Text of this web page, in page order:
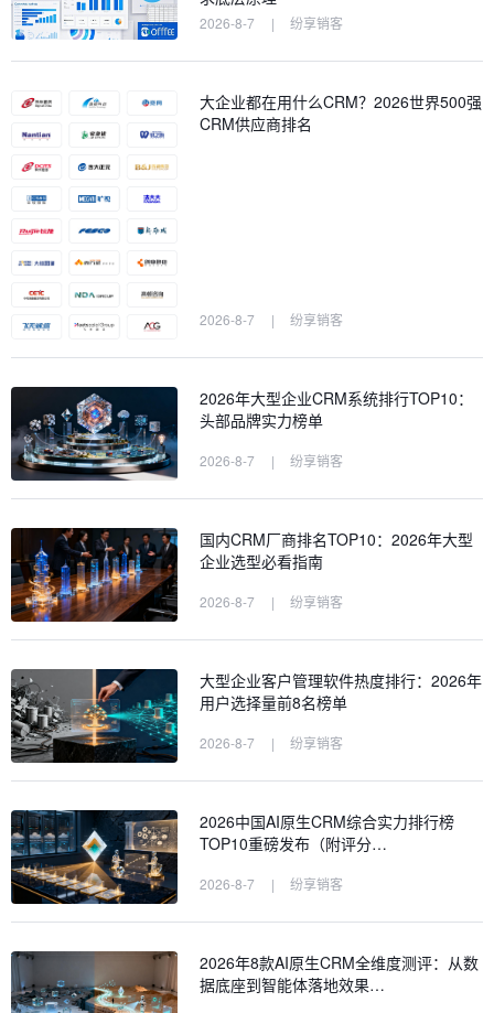
2026-8-7 | 纷享销客
大企业都在用什么CRM？2026世界500强
CRM供应商排名
2026-8-7 | 纷享销客
2026年大型企业CRM系统排行TOP10：
头部品牌实力榜单
2026-8-7 | 纷享销客
国内CRM厂商排名TOP10：2026年大型
企业选型必看指南
2026-8-7 | 纷享销客
大型企业客户管理软件热度排行：2026年
用户选择量前8名榜单
2026-8-7 | 纷享销客
2026中国AI原生CRM综合实力排行榜
TOP10重磅发布（附评分…
2026-8-7 | 纷享销客
2026年8款AI原生CRM全维度测评：从数
据底座到智能体落地效果…